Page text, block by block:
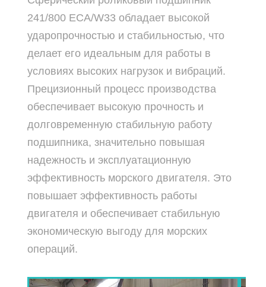
241/800 ECA/W33 обладает высокой
ударопрочностью и стабильностью, что
делает его идеальным для работы в
условиях высоких нагрузок и вибраций.
Прецизионный процесс производства
обеспечивает высокую прочность и
долговременную стабильную работу
подшипника, значительно повышая
надежность и эксплуатационную
эффективность морского двигателя. Это
повышает эффективность работы
двигателя и обеспечивает стабильную
экономическую выгоду для морских
операций.